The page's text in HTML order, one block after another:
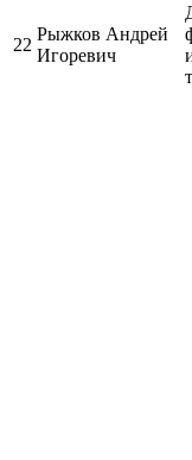
22
Рыжков Андрей
Игоревич